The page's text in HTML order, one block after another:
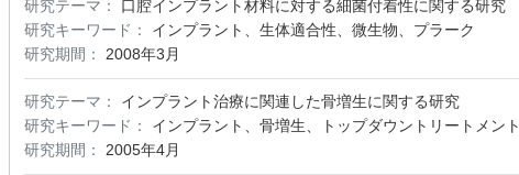
研究テーマ：
口腔インプラント材料に対する細菌付着性に関する研究
研究キーワード：
インプラント、生体適合性、微生物、プラーク
研究期間：
2008年3月
研究テーマ：
インプラント治療に関連した骨増生に関する研究
研究キーワード：
インプラント、骨増生、トップダウントリートメント
研究期間：
2005年4月